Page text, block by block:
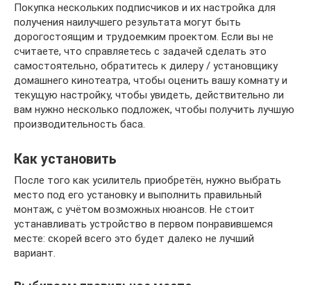
Покупка нескольких подписчиков и их настройка для
получения наилучшего результата могут быть
дорогостоящим и трудоемким проектом. Если вы не
считаете, что справляетесь с задачей сделать это
самостоятельно, обратитесь к дилеру / установщику
домашнего кинотеатра, чтобы оценить вашу комнату и
текущую настройку, чтобы увидеть, действительно ли
вам нужно несколько подложек, чтобы получить лучшую
производительность баса.
Как установить
После того как усилитель приобретён, нужно выбрать
место под его установку и выполнить правильный
монтаж, с учётом возможных нюансов. Не стоит
устанавливать устройство в первом понравившемся
месте: скорей всего это будет далеко не лучший
вариант.